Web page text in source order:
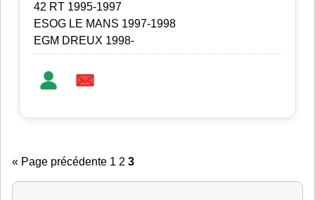
42 RT 1995-1997
ESOG LE MANS 1997-1998
EGM DREUX 1998-
« Page précédente 1 2 3